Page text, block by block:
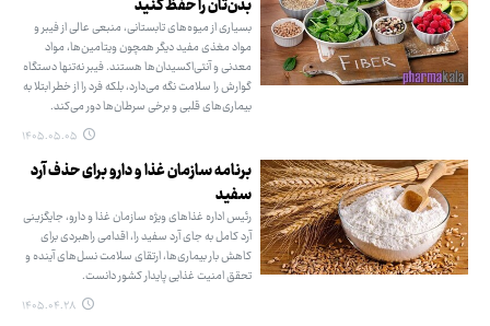
بدن‌تان را حفظ کنید
بسیاری از میوه‌های تابستانی، منبعی عالی از فیبر و
مواد مغذی مفید دیگر همچون ویتامین‌ها، مواد
معدنی و آنتی‌اکسیدان‌ها هستند. فیبر نه‌تنها دستگاه
گوارش را سلامت نگه‌ می‌دارد، بلکه فرد را از خطر ابتلا به
بیماری‌های قلبی و برخی سرطان‌ها دور می‌کند.
۱۴۰۵.۰۵.۰۵
برنامه سازمان غذا و دارو برای حذف آرد
سفید
رئیس اداره غذاهای ویژه سازمان غذا و دارو، جایگزینی
آرد کامل به جای آرد سفید را، اقدامی راهبردی برای
کاهش بار بیماری‌ها، ارتقای سلامت نسل‌های آینده و
تحقق امنیت غذایی پایدار کشور دانست.
۱۴۰۵.۰۴.۲۸